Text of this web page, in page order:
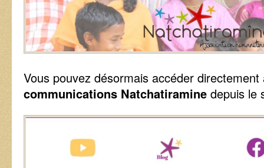
Vous pouvez désormais accéder
communications Natchatiramine depuis le